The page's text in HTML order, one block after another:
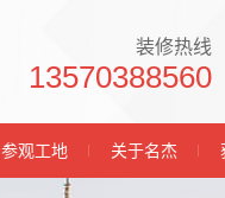
装修热线
13570388560
参观工地 关于名杰